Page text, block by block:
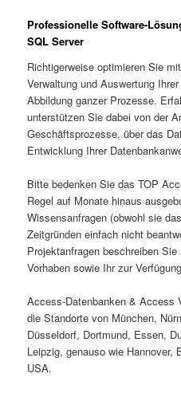
Professionelle Software-
SQL Server
Richtigerweise optimieren Sie
Verwaltung und Auswertung
Abbildung ganzer Prozesse.
unterstützen Sie dabei von der
Geschäftsprozesse, über das
Entwicklung Ihrer
Bitte bedenken Sie das TOP
Regel auf Monate hinaus
Wissensanfragen (obwohl sie
Zeitgründen einfach nicht
Projektanfragen beschreiben
Vorhaben sowie Ihr zur
Access-Datenbanken & Access
die Standorte von München,
Düsseldorf, Dortmund, Essen,
Leipzig, genauso wie Hannover,
USA.